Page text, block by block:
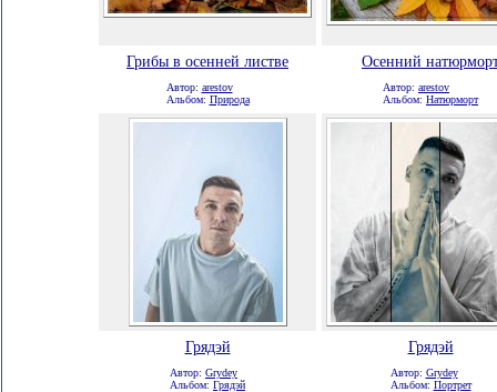
Грибы в осенней листве Осенний
Автор: arestov
Альбом: Природа
Автор: arestov
Альбом: Натюрморт
Грядэй Грядэй
Автор: Grydey
Альбом: Грядэй
Автор: Grydey
Альбом: Портрет